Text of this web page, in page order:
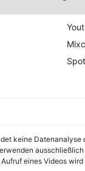
keine Datenanalyse
Aufruf eines Videos